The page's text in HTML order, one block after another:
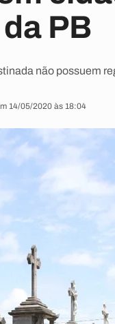
PB
não possuem
14/05/2020 às 18:04